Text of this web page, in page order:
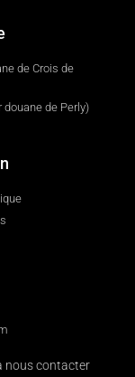
de Crois de
douane de Perly)
nous contacter